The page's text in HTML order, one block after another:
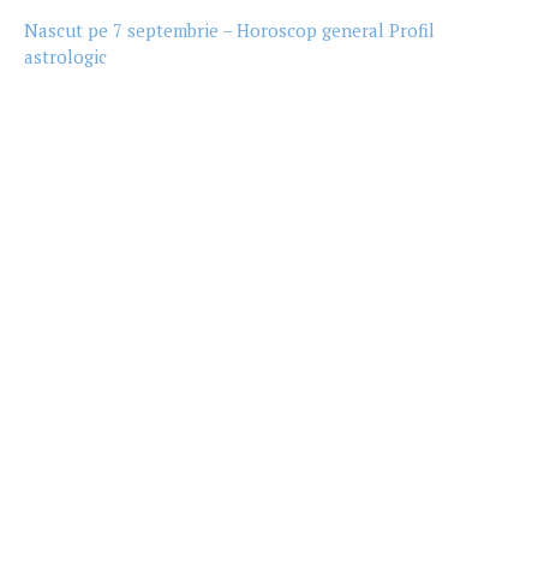
Nascut pe 7 septembrie – Horoscop general Profil
astrologic